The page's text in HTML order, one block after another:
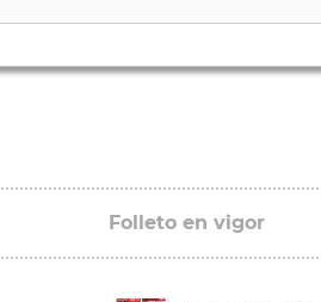
Folleto en vigor